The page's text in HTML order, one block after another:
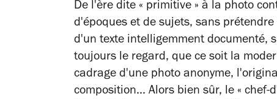
De l'ère dite « primitive » à la photo
d'époques et de sujets, sans
d'un texte intelligemment documenté,
toujours le regard, que ce soit la
cadrage d'une photo anonyme,
composition... Alors bien sûr, le «